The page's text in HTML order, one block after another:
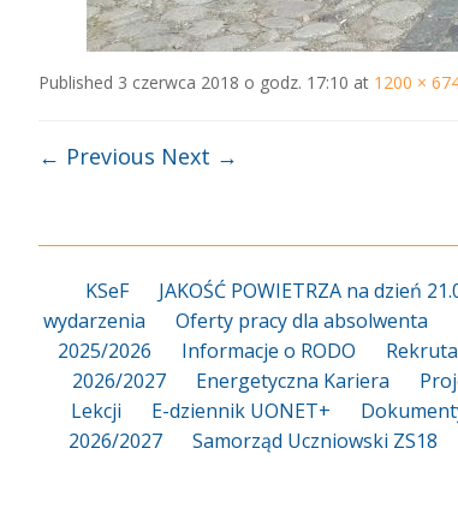
Published 3 czerwca 2018 o godz. 17:10 at 1200 ×
← Previous Next →
KSeF JAKOŚĆ POWIETRZA na dzień
wydarzenia
Oferty pracy dla absolwenta
2025/2026
Informacje o RODO
2026/2027
Energetyczna Kariera
Lekcji
E-dziennik UONET+
2026/2027
Samorząd Uczniowski ZS18